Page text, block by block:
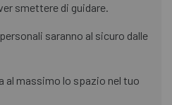
smettere di guidare.
saranno al sicuro dalle
massimo lo spazio nel tuo